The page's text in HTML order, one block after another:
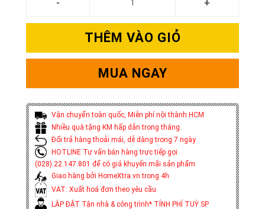
THÊM VÀO GIỎ
MUA NGAY
Vận chuyển toàn quốc, Miễn phí nội thành HCM
Nhiều quà tặng KM hấp dẫn trong tháng.
Đổi trả hàng thoải mái, dễ dàng trong 7 ngày
HOTLINE Tư vấn bán hàng trực tiếp gọi
(028).22.147.801 để có giá khuyến mãi sản phẩm
Giao hàng bởi HomeXtra.vn trong 4h
VAT: Xuất hoá đơn theo yêu cầu
LẮP ĐẶT Tận nhà & công trình* TÍNH PHÍ TUỲ SP